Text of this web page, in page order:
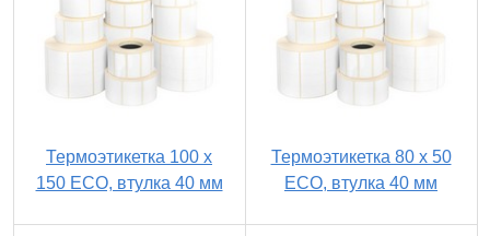
Термоэтикетка 100 х
150 ECO, втулка 40 мм
Термоэтикетка 80 х 50
ECO, втулка 40 мм